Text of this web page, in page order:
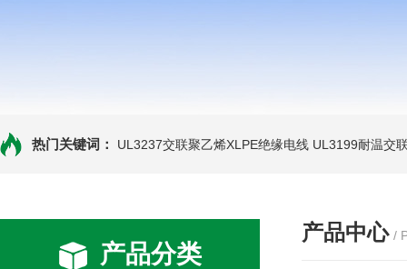
热门关键词： UL3237交联聚乙烯XLPE绝缘电线 UL3199耐温交
产品分类
产品中心 /